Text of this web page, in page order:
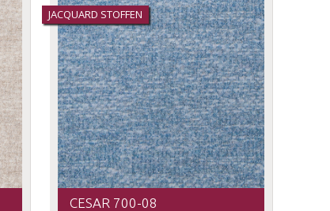
JACQUARD STOFFEN
CESAR 700-08